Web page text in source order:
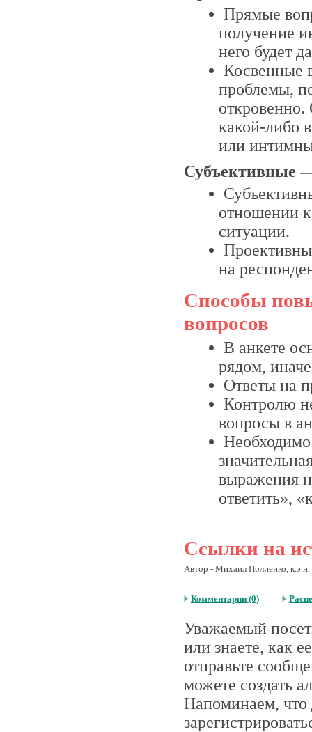
Прямые
получение
него будет
Косвенные
проблемы,
какой-либо
или
Субъективные
отношении
ситуации.
на
Способы
вопросов
В анкете
рядом,
Ответы на
Контролю
вопросы в
выражения
ответить»,
Ссылки на
Автор - Михаил Полиенко, к.э.н.
Комментарии (0)
Уважаемый
или знаете, как
отправьте
можете создать
Напоминаем, что